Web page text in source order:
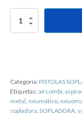
Pistola
sopladora
Categoría: PISTOLAS
Etiquetas: aircombi,
metal, neumático,
sopladora, SOPLADORA,